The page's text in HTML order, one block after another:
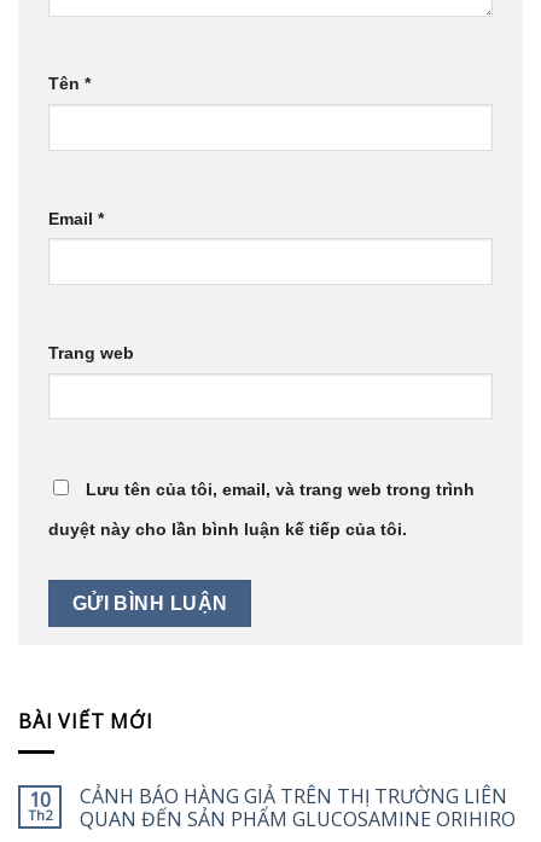
Tên *
Email *
Trang web
Lưu tên của tôi, email, và trang web trong trình
duyệt này cho lần bình luận kế tiếp của tôi.
BÀI VIẾT MỚI
10
Th2
CẢNH BÁO HÀNG GIẢ TRÊN THỊ TRƯỜNG LIÊN
QUAN ĐẾN SẢN PHẨM GLUCOSAMINE ORIHIRO